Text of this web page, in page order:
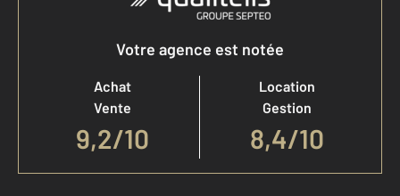
Votre agence est notée
Achat
Vente
9,2/10
Location
Gestion
8,4/10